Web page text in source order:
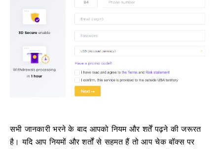
सभी जानकारी भरने के बाद आपको नियम और शर्तें पढ़ने की जरूरत
है।यदि आप नियमों और शर्तों से सहमत हैं तो आप चेक बॉक्स पर